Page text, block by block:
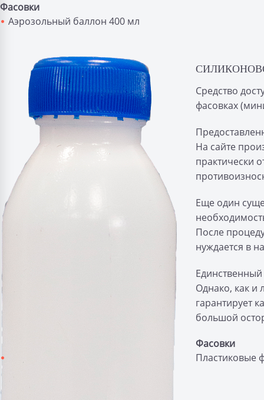
Фасовки
Аэрозольный баллон 400 мл
Средство
фасовках
На сайте
практически
Еще один
После
нуждается в
Однако, как и
гарантирует
большой
Фасовки
Пластиковые